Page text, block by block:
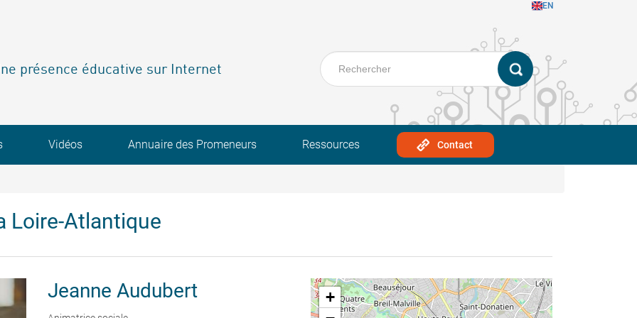
EN
présence éducative sur Internet
Vidéos Annuaire des Promeneurs Ressources Contact
Loire-Atlantique
Jeanne Audubert
+